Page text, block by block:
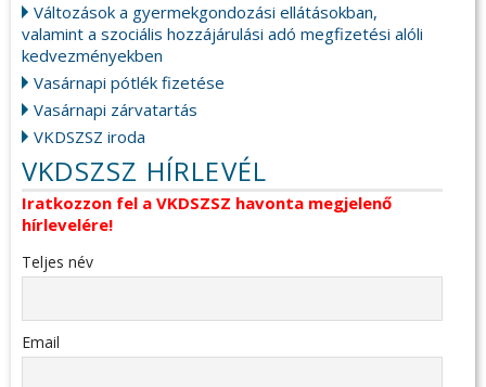
Változások a gyermekgondozási ellátásokban,
valamint a szociális hozzájárulási adó megfizetési alóli
kedvezményekben
Vasárnapi pótlék fizetése
Vasárnapi zárvatartás
VKDSZSZ iroda
VKDSZSZ HÍRLEVÉL
Iratkozzon fel a VKDSZSZ havonta megjelenő
hírlevelére!
Teljes név
Email